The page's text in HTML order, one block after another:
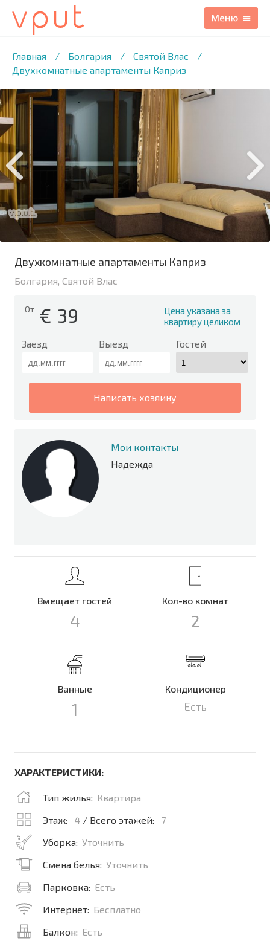
Главная / Болгария / Святой Влас
/
Двухкомнатные апартаменты Каприз
/16 ФОТО
Двухкомнатные апартаменты Каприз
Болгария, Святой Влас
От € 39
Цена указана за
квартиру целиком
Заезд Выезд Гостей
написать хозяину
Мои контакты
Надежда
Вмещает гостей
4
Кол-во комнат
2
Ванные
1
Кондиционер
Есть
ХАРАКТЕРИСТИКИ:
Тип жилья: Квартира
Этаж:
4 / Всего этажей:
7
Уборка: Уточнить
Смена белья: Уточнить
Парковка: Есть
Интернет: Бесплатно
Балкон: Есть